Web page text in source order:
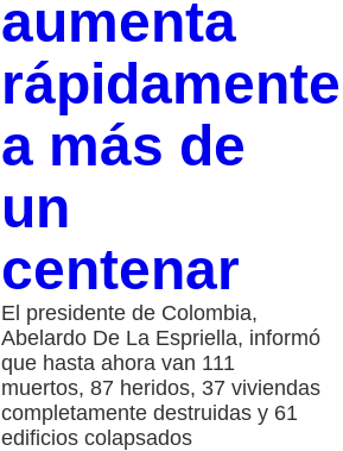
aumenta
rápidamente
a más de
un
centenar
El presidente de Colombia,
Abelardo De La Espriella, informó
que hasta ahora van 111
muertos, 87 heridos, 37 viviendas
completamente destruidas y 61
edificios colapsados